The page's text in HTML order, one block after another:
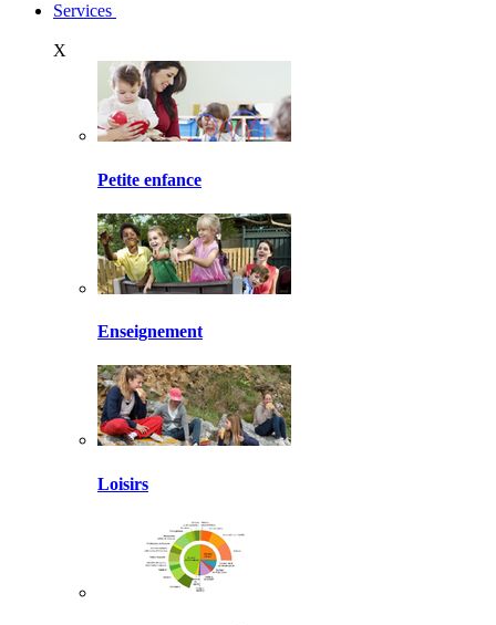
Services
X
Petite enfance
Enseignement
Loisirs